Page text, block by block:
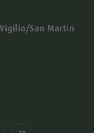
San Martin